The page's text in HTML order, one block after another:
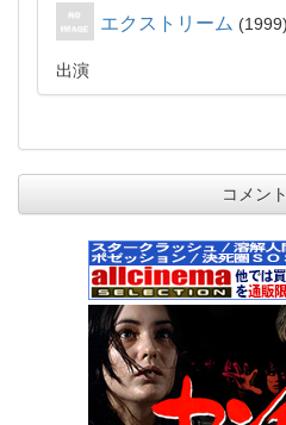
エクストリーム 1999
出演
コメント